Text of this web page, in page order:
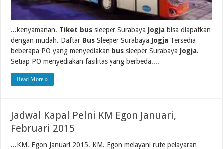
...kenyamanan. Tiket bus sleeper Surabaya Jogja bisa diapatkan
dengan mudah. Daftar Bus Sleeper Surabaya Jogja Tersedia
beberapa PO yang menyediakan bus sleeper Surabaya Jogja.
Setiap PO menyediakan fasilitas yang berbeda....
Read More »
Jadwal Kapal Pelni KM Egon Januari,
Februari 2015
...KM. Egon Januari 2015. KM. Egon melayani rute pelayaran